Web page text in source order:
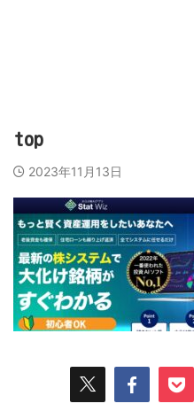
top
2023年11月13日